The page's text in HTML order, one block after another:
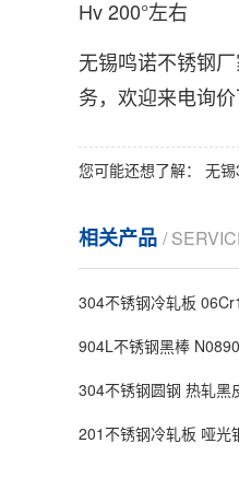
Hv 200°左右
无锡鸣诺不锈钢
务，欢迎来电询价
您可能还想了解： 无
相关产品 /
304不锈钢冷轧板
904L不锈钢黑棒
304不锈钢圆钢 热轧黑
201不锈钢冷轧板 哑光